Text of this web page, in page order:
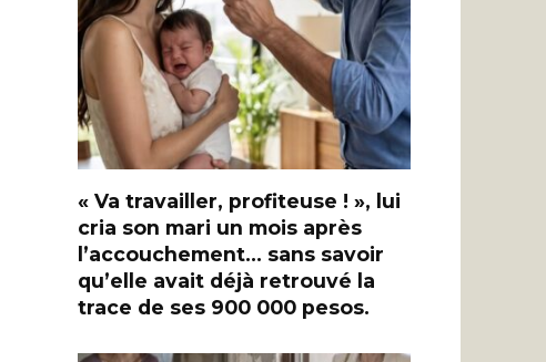
« Va travailler, profiteuse ! », lui
cria son mari un mois après
l’accouchement… sans savoir
qu’elle avait déjà retrouvé la
trace de ses 900 000 pesos.